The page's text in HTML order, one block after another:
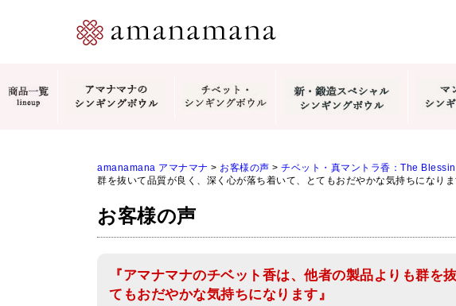
amanamana アマナマナ > お客様の声 > チベット・真マントラ香：The
群を抜いて品質が良く、深く心が落ち着いて、とてもおだやかな気持ちになりま
お客様の声
『アマナマナのチベット香は、他者の製品よりも群を
てもおだやかな気持ちになります』